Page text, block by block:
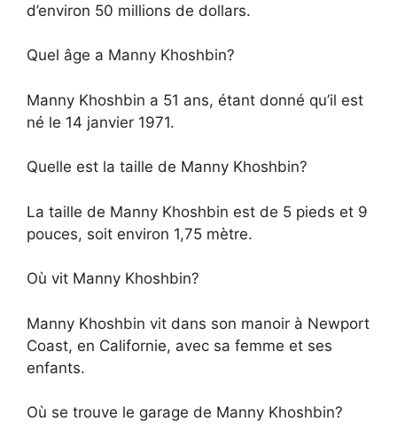
d’environ 50 millions de dollars.
Quel âge a Manny Khoshbin?
Manny Khoshbin a 51 ans, étant donné qu’il est
né le 14 janvier 1971.
Quelle est la taille de Manny Khoshbin?
La taille de Manny Khoshbin est de 5 pieds et 9
pouces, soit environ 1,75 mètre.
Où vit Manny Khoshbin?
Manny Khoshbin vit dans son manoir à Newport
Coast, en Californie, avec sa femme et ses
enfants.
Où se trouve le garage de Manny Khoshbin?